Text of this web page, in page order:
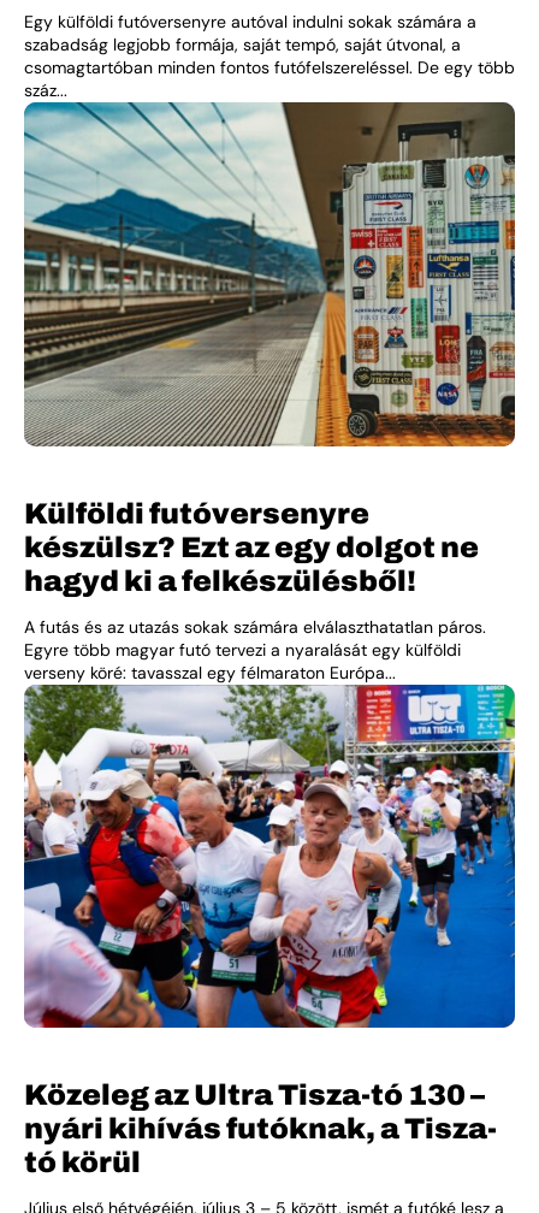
Egy külföldi futóversenyre autóval indulni sokak számára a
szabadság legjobb formája, saját tempó, saját útvonal, a
csomagtartóban minden fontos futófelszereléssel. De egy több
száz...
Külföldi futóversenyre
készülsz? Ezt az egy dolgot ne
hagyd ki a felkészülésből!
A futás és az utazás sokak számára elválaszthatatlan páros.
Egyre több magyar futó tervezi a nyaralását egy külföldi
verseny köré: tavasszal egy félmaraton Európa...
Közeleg az Ultra Tisza-tó 130 –
nyári kihívás futóknak, a Tisza-
tó körül
Július első hétvégéjén, július 3 – 5 között, ismét a futóké lesz a